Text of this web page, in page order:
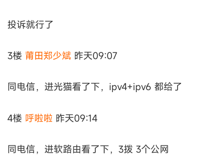
投诉就行了
3楼 莆田郑少斌 昨天09:07
同电信，进光猫看了下，ipv4+ipv6 都给了
4楼 呼啦啦 昨天09:14
同电信，进软路由看了下，3拨 3个公网